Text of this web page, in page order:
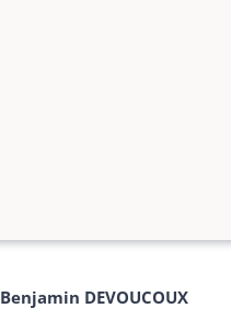
Benjamin DEVOUCOUX